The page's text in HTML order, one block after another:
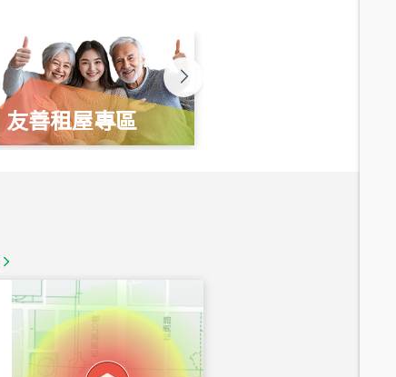
友善租屋專區
1,020萬